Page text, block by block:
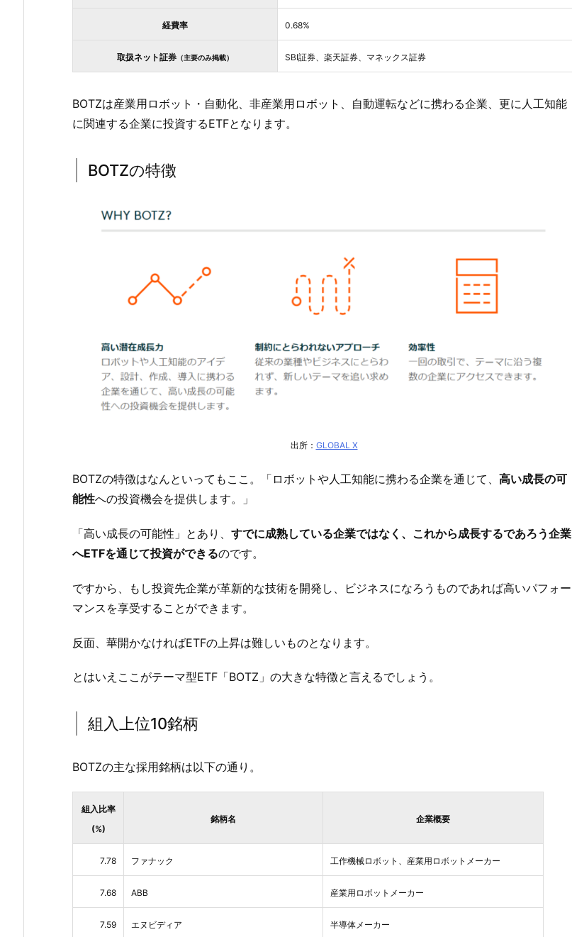
経費率 0.68%
取扱ネット証券 （主要のみ掲載） SBI証券、楽天証券、マネックス証券
BOTZは産業用ロボット・自動化、非産業用ロボット、自動運転などに携わる企業、更に人工知能
に関連する企業に投資するETFとなります。
BOTZの特徴
出所： GLOBAL X
BOTZの特徴はなんといってもここ。「ロボットや人工知能に携わる企業を通じて、 高い成長の可
能性への投資機会を提供します。」
「高い成長の可能性」とあり、 すでに成熟している企業ではなく、これから成長するであろう企業
へETFを通じて投資ができるのです。
ですから、もし投資先企業が革新的な技術を開発し、ビジネスになろうものであれば高いパフォー
マンスを享受することができます。
反面、華開かなければETFの上昇は難しいものとなります。
とはいえここがテーマ型ETF「BOTZ」の大きな特徴と言えるでしょう。
組入上位10銘柄
BOTZの主な採用銘柄は以下の通り。
組入比率
(%)
銘柄名 企業概要
7.78 ファナック 工作機械ロボット、産業用ロボットメーカー
7.68 ABB 産業用ロボットメーカー
7.59 エヌビディア 半導体メーカー